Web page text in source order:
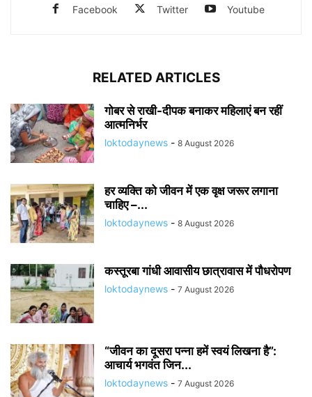
Facebook Twitter Youtube
RELATED ARTICLES
गोबर से राखी-दीपक बनाकर महिलाएं बन रहीं
आत्मनिर्भर
loktodaynews - 8 August 2026
हर व्यक्ति को जीवन में एक वृक्ष जरूर लगाना
चाहिए –...
loktodaynews - 8 August 2026
कस्तूरबा गांधी आवासीय छात्रावास में पौधरोपण
loktodaynews - 7 August 2026
“जीवन का दूसरा पन्ना हमें स्वयं लिखना है”:
आचार्य भगवंत जिन...
loktodaynews - 7 August 2026